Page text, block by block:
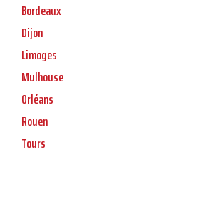
Bordeaux
Dijon
Limoges
Mulhouse
Orléans
Rouen
Tours